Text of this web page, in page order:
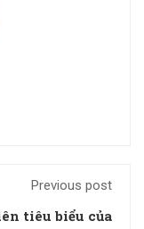
Previous post
tiêu biểu của